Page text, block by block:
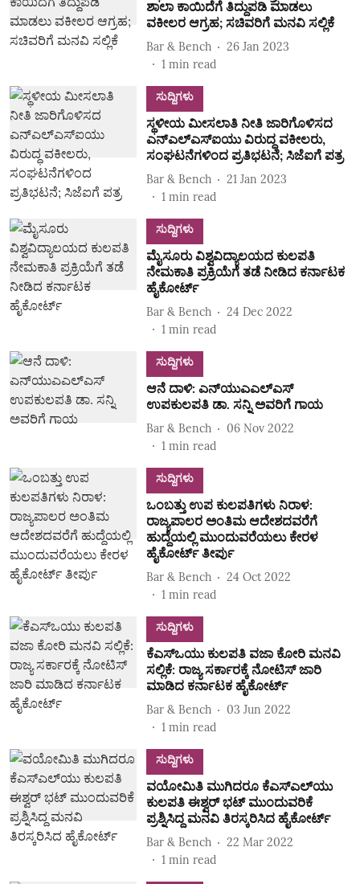
ಶಾಲಾ ಕಾಯಿದೆಗೆ ತಿದ್ದುಪಡಿ ಮಾಡಲು
ವಕೀಲರ ಆಗ್ರಹ; ಸಚಿವರಿಗೆ ಮನವಿ ಸಲ್ಲಿಕೆ
Bar & Bench
26 Jan 2023
1 min read
ಸುದ್ದಿಗಳು
ಸ್ಥಳೀಯ ಮೀಸಲಾತಿ ನೀತಿ ಜಾರಿಗೊಳಿಸದ
ಎನ್‌ಎಲ್‌ಎಸ್‌ಐಯು ವಿರುದ್ಧ ವಕೀಲರು,
ಸಂಘಟನೆಗಳಿಂದ ಪ್ರತಿಭಟನೆ; ಸಿಜೆಐಗೆ ಪತ್ರ
Bar & Bench
21 Jan 2023
1 min read
ಸುದ್ದಿಗಳು
ಮೈಸೂರು ವಿಶ್ವವಿದ್ಯಾಲಯದ ಕುಲಪತಿ
ನೇಮಕಾತಿ ಪ್ರಕ್ರಿಯೆಗೆ ತಡೆ ನೀಡಿದ ಕರ್ನಾಟಕ
ಹೈಕೋರ್ಟ್
Bar & Bench
24 Dec 2022
1 min read
ಸುದ್ದಿಗಳು
ಆನೆ ದಾಳಿ: ಎನ್‌ಯುಎಎಲ್ಎಸ್
ಉಪಕುಲಪತಿ ಡಾ. ಸನ್ನಿ ಅವರಿಗೆ ಗಾಯ
Bar & Bench
06 Nov 2022
1 min read
ಸುದ್ದಿಗಳು
ಒಂಬತ್ತು ಉಪ ಕುಲಪತಿಗಳು ನಿರಾಳ:
ರಾಜ್ಯಪಾಲರ ಅಂತಿಮ ಆದೇಶದವರೆಗೆ
ಹುದ್ದೆಯಲ್ಲಿ ಮುಂದುವರೆಯಲು ಕೇರಳ
ಹೈಕೋರ್ಟ್ ತೀರ್ಪು
Bar & Bench
24 Oct 2022
1 min read
ಸುದ್ದಿಗಳು
ಕೆಎಸ್‌ಒಯು ಕುಲಪತಿ ವಜಾ ಕೋರಿ ಮನವಿ
ಸಲ್ಲಿಕೆ: ರಾಜ್ಯ ಸರ್ಕಾರಕ್ಕೆ ನೋಟಿಸ್‌ ಜಾರಿ
ಮಾಡಿದ ಕರ್ನಾಟಕ ಹೈಕೋರ್ಟ್‌
Bar & Bench
03 Jun 2022
1 min read
ಸುದ್ದಿಗಳು
ವಯೋಮಿತಿ ಮುಗಿದರೂ ಕೆಎಸ್‌ಎಲ್‌ಯು
ಕುಲಪತಿ ಈಶ್ವರ್‌ ಭಟ್‌ ಮುಂದುವರಿಕೆ
ಪ್ರಶ್ನಿಸಿದ್ದ ಮನವಿ ತಿರಸ್ಕರಿಸಿದ ಹೈಕೋರ್ಟ್‌
Bar & Bench
22 Mar 2022
1 min read